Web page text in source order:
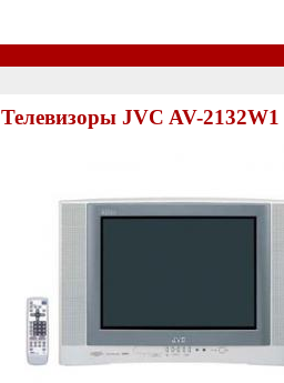
Телевизоры JVC AV-2132W1